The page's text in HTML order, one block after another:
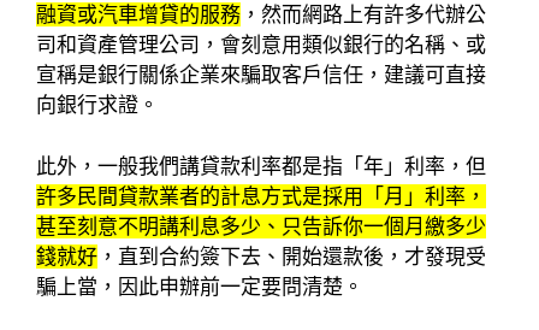
融資或汽車增貸的服務 ，然而網路上有許多代辦公
司和資產管理公司，會刻意用類似銀行的名稱、或
宣稱是銀行關係企業來騙取客戶信任，建議可直接
向銀行求證。
此外，一般我們講貸款利率都是指「年」利率，但
許多民間貸款業者的計息方式是採用「月」利率，
甚至刻意不明講利息多少、只告訴你一個月繳多少
錢就好 ，直到合約簽下去、開始還款後，才發現受
騙上當，因此申辦前一定要問清楚。